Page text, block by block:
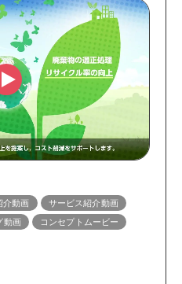
介動画
サービス紹介動画
動画
コンセプトムービー